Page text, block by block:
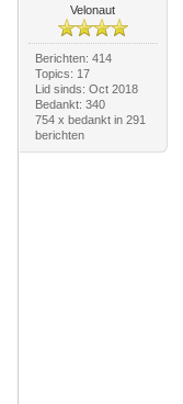
Velonaut
Berichten: 414
Topics: 17
Lid sinds: Oct 2018
Bedankt: 340
754 x bedankt in 291
berichten